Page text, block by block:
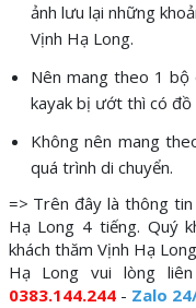
ảnh lưu lại những
Vịnh Hạ Long.
Nên mang theo 1 bộ
kayak bị ướt thì có đồ
Không nên mang
quá trình di chuyển.
=> Trên đây là thông
Hạ Long 4 tiếng. Quý
khách thăm Vịnh Hạ
Hạ Long vui lòng
0383.144.244- Zalo